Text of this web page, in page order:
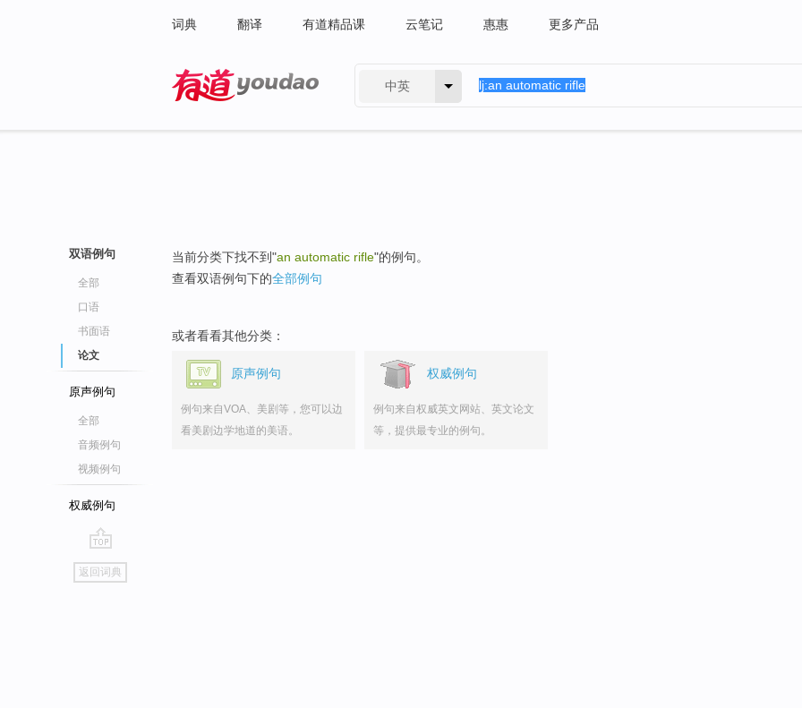
词典 翻译 有道精品课 云笔记 惠惠 更多产品
中英
双语例句
全部
口语
书面语
论文
原声例句
全部
音频例句
视频例句
权威例句
go
top
返回词典
当前分类下找不到"an automatic rifle"的例句。
查看双语例句下的全部例句
或者看看其他分类：
原声例句
例句来自VOA、美剧等，您可以边
看美剧边学地道的美语。
权威例句
例句来自权威英文网站、英文论文
等，提供最专业的例句。